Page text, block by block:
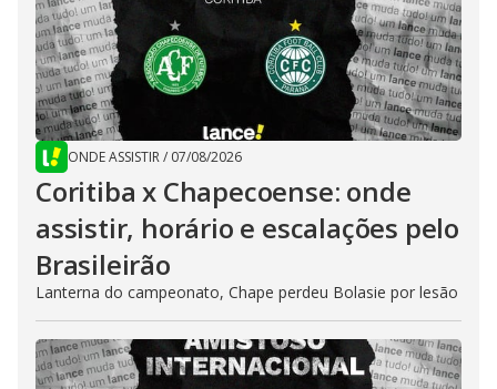
ONDE ASSISTIR/ 07/08/2026
Coritiba x Chapecoense: onde
assistir, horário e escalações pelo
Brasileirão
Lanterna do campeonato, Chape perdeu Bolasie por lesão